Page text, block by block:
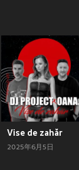
Vise de zahăr
2025年6月5日